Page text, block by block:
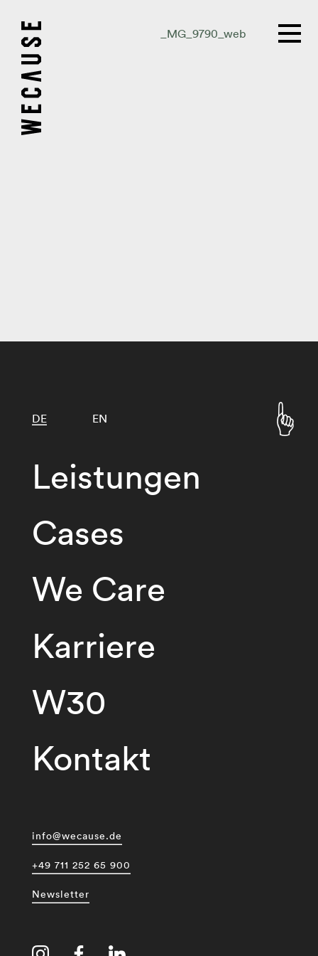
_MG_9790_web
Leistungen
Cases
We Care
Karriere
W30
Kontakt
DE EN
info@wecause.de
+49 711 252 65 900
Newsletter